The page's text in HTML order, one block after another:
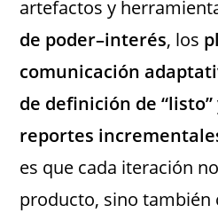
artefactos y
de poder–interés, los
comunicación
de definición de “listo”
reportes
es que cada iteración
producto, sino también